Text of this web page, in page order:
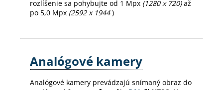
rozlíšenie sa pohybujte od 1 Mpx (1280 x 720)až
po 5,0 Mpx (2592 x 1944)
Analógové kamery
Analógové kamery prevádzajú snímaný obraz do